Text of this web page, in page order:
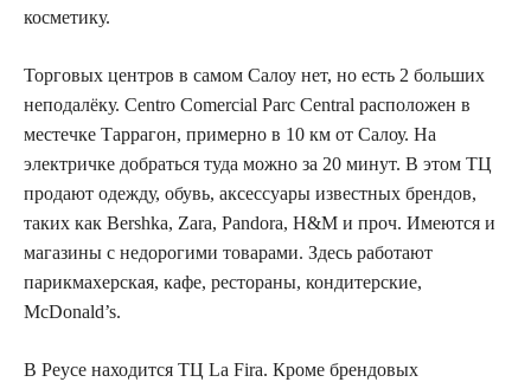
косметику.
Торговых центров в самом Салоу нет, но есть 2 больших
неподалёку. Centro Comercial Parc Central расположен в
местечке Таррагон, примерно в 10 км от Салоу. На
электричке добраться туда можно за 20 минут. В этом ТЦ
продают одежду, обувь, аксессуары известных брендов,
таких как Bershka, Zara, Pandora, H&M и проч. Имеются и
магазины с недорогими товарами. Здесь работают
парикмахерская, кафе, рестораны, кондитерские,
McDonald’s.
В Реусе находится ТЦ La Fira. Кроме брендовых